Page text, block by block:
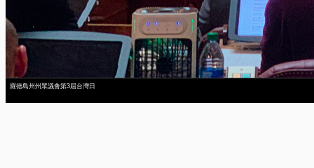
羅德島州州眾議會第3屆台灣日